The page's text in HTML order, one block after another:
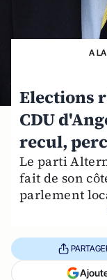
A
Elections
CDU
recul,
Le parti
fait de son
parlement